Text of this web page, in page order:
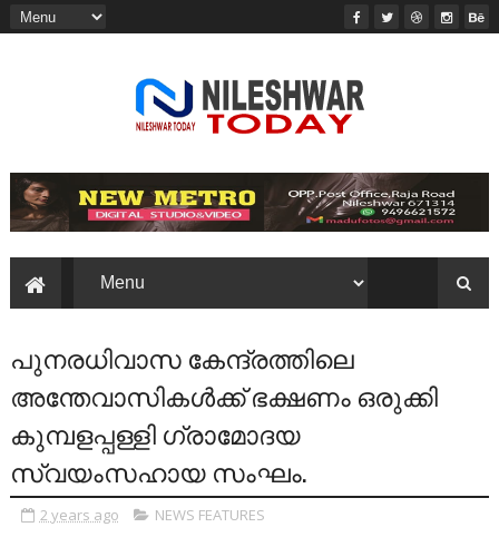
പുനരധിവാസ കേന്ദ്രത്തിലെ
അന്തേവാസികൾക്ക് ഭക്ഷണം ഒരുക്കി
കുമ്പളപ്പള്ളി ഗ്രാമോദയ
സ്വയംസഹായ സംഘം.
2 years ago NEWS FEATURES